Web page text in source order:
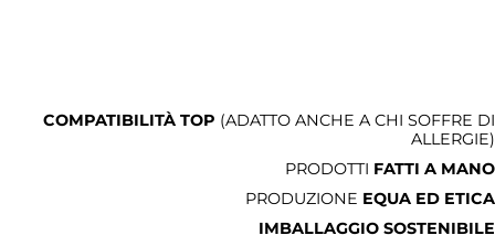
COMPATIBILITÀ TOP (ADATTO ANCHE A CHI SOFFRE DI
ALLERGIE)
PRODOTTI FATTI A MANO
PRODUZIONE EQUA ED ETICA
IMBALLAGGIO SOSTENIBILE